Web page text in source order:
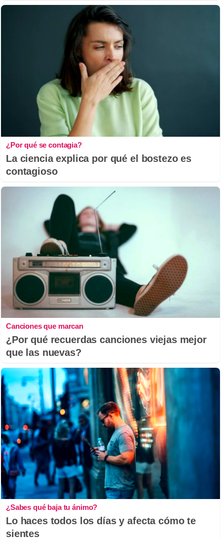
¿Por qué se contagia?
La ciencia explica por qué el bostezo es
contagioso
Canciones que marcan
¿Por qué recuerdas canciones viejas mejor
que las nuevas?
¿Sabes qué baja tu ánimo?
Lo haces todos los días y afecta cómo te
sientes